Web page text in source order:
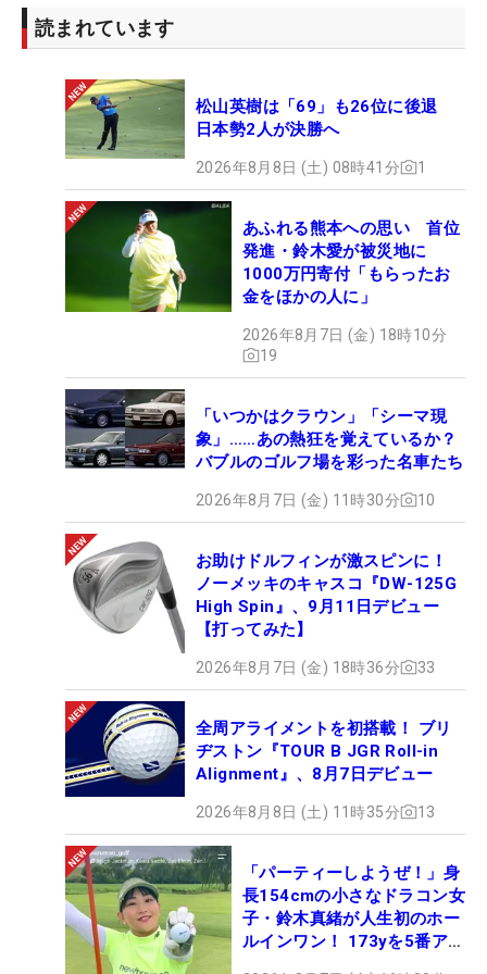
読まれています
松山英樹は「69」も26位に後退
日本勢2人が決勝へ
2026年8月8日 (土) 08時41分 1
あふれる熊本への思い 首位
発進・鈴木愛が被災地に
1000万円寄付「もらったお
金をほかの人に」
2026年8月7日 (金) 18時10分
19
「いつかはクラウン」「シーマ現
象」……あの熱狂を覚えているか？
バブルのゴルフ場を彩った名車たち
2026年8月7日 (金) 11時30分 10
お助けドルフィンが激スピンに！
ノーメッキのキャスコ『DW-125G
High Spin』、9月11日デビュー
【打ってみた】
2026年8月7日 (金) 18時36分 33
全周アライメントを初搭載！ ブリ
ヂストン『TOUR B JGR Roll-in
Alignment』、8月7日デビュー
2026年8月8日 (土) 11時35分 13
「パーティーしようぜ！」身
長154cmの小さなドラコン女
子・鈴木真緒が人生初のホー
ルインワン！ 173yを5番アイ